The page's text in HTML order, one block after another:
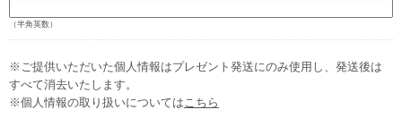
（半角英数）
※ご提供いただいた個人情報はプレゼント発送にのみ使用し、発送後は
すべて消去いたします。
※個人情報の取り扱いについてはこちら